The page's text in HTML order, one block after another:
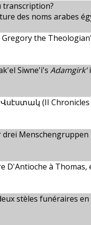
des noms arabes
Gregory the
Siwne'i's Adamgirk'
(II Chronicles
drei
D'Antioche à Thomas,
stèles funéraires